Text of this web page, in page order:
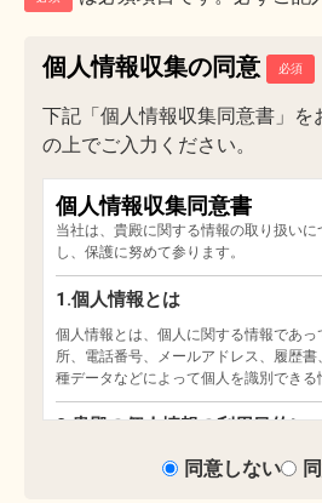
個人情報収集の同意
下記「個人情報収集同意書」を
の上でご入力ください。
同意しない